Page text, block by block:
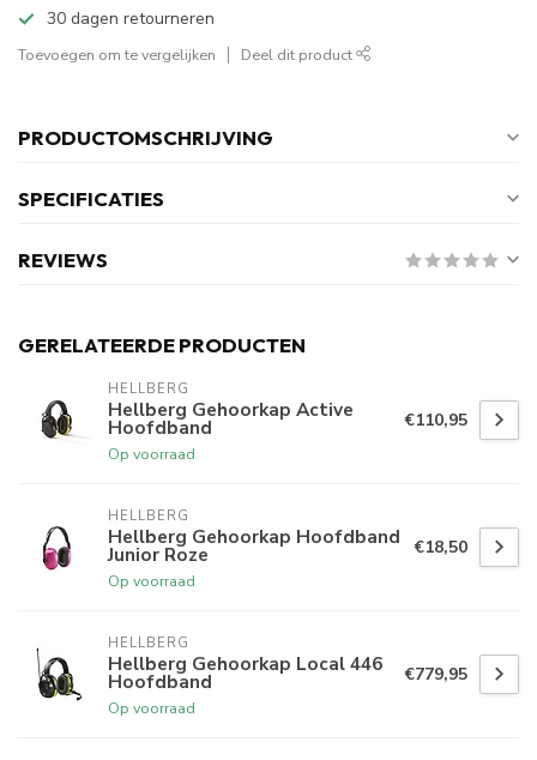
30 dagen retourneren
Toevoegen om te vergelijken Deel dit product
PRODUCTOMSCHRIJVING
SPECIFICATIES
REVIEWS
GERELATEERDE PRODUCTEN
HELLBERG
Hellberg Gehoorkap Active
Hoofdband
Op voorraad
€110,95
HELLBERG
Hellberg Gehoorkap Hoofdband
Junior Roze
Op voorraad
€18,50
HELLBERG
Hellberg Gehoorkap Local 446
Hoofdband
Op voorraad
€779,95